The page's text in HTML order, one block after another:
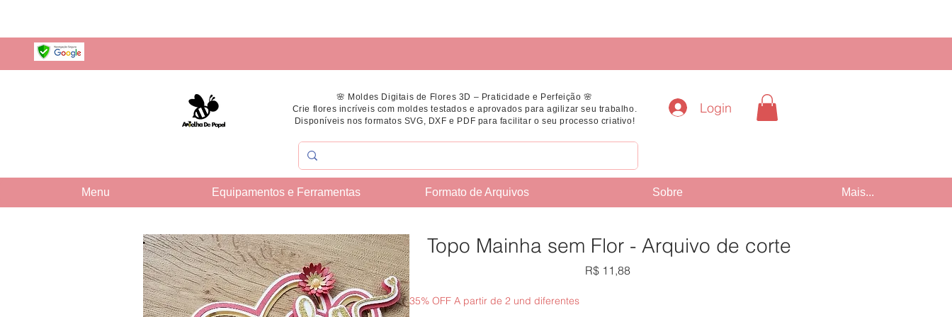
🌸 Moldes Digitais de Flores 3D – Praticidade e Perfeição 🌸
Crie flores incríveis com moldes testados e aprovados para agilizar seu trabalho.
Disponíveis nos formatos SVG, DXF e PDF para facilitar o seu processo criativo!
Login
Menu Equipamentos e Ferramentas Formato de Arquivos Sobre Mais...
Topo Mainha sem Flor - Arquivo de corte
R$ 11,88Preço
35% OFF A partir de 2 und diferentes